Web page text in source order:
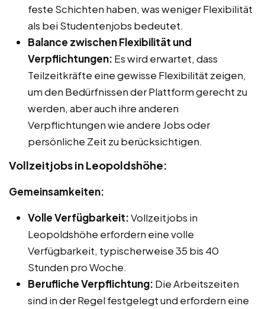
feste Schichten haben, was weniger Flexibilität
als bei Studentenjobs bedeutet.
Balance zwischen Flexibilität und
Verpflichtungen: Es wird erwartet, dass
Teilzeitkräfte eine gewisse Flexibilität zeigen,
um den Bedürfnissen der Plattform gerecht zu
werden, aber auch ihre anderen
Verpflichtungen wie andere Jobs oder
persönliche Zeit zu berücksichtigen.
Vollzeitjobs in Leopoldshöhe:
Gemeinsamkeiten:
Volle Verfügbarkeit:Vollzeitjobs in
Leopoldshöhe erfordern eine volle
Verfügbarkeit, typischerweise 35 bis 40
Stunden pro Woche.
Berufliche Verpflichtung: Die Arbeitszeiten
sind in der Regel festgelegt und erfordern eine